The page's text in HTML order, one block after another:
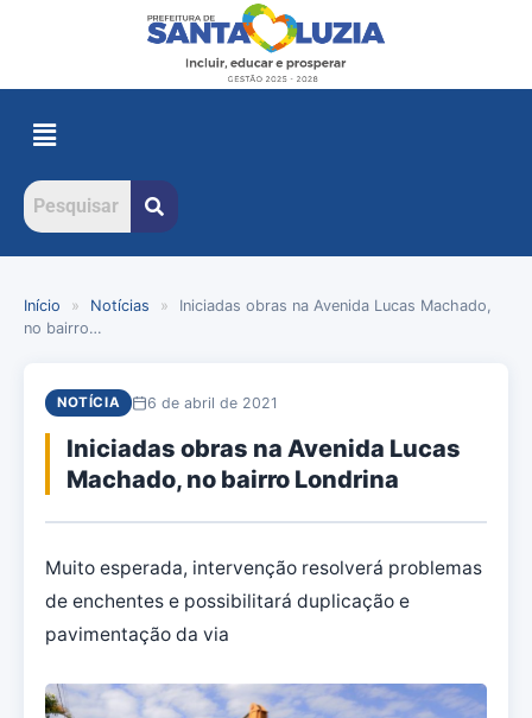
Início » Notícias »
Iniciadas obras na Avenida Lucas Machado,
no bairro…
NOTÍCIA 6 de abril de 2021
Iniciadas obras na Avenida Lucas
Machado, no bairro Londrina
Muito esperada, intervenção resolverá problemas
de enchentes e possibilitará duplicação e
pavimentação da via